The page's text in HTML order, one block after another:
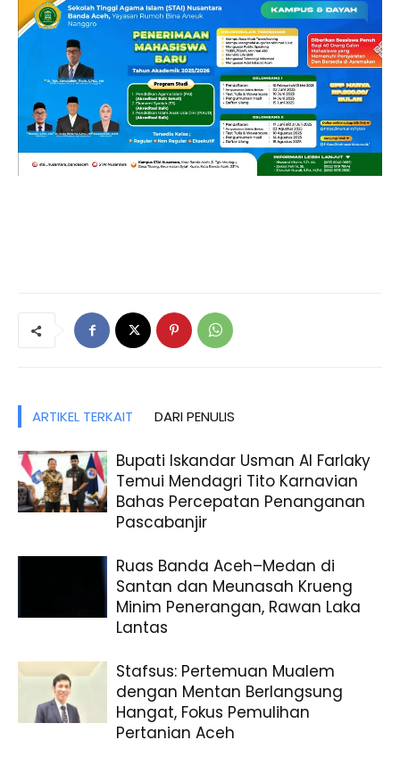
ARTIKEL TERKAIT DARI PENULIS
Bupati Iskandar Usman Al Farlaky
Temui Mendagri Tito Karnavian
Bahas Percepatan Penanganan
Pascabanjir
Ruas Banda Aceh–Medan di
Santan dan Meunasah Krueng
Minim Penerangan, Rawan Laka
Lantas
Stafsus: Pertemuan Mualem
dengan Mentan Berlangsung
Hangat, Fokus Pemulihan
Pertanian Aceh